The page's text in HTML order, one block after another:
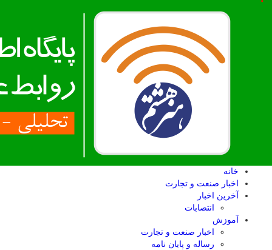
خانه
اخبار صنعت و تجارت
آخرین اخبار
انتصابات
آموزش
اخبار صنعت و تجارت
رساله و پایان نامه